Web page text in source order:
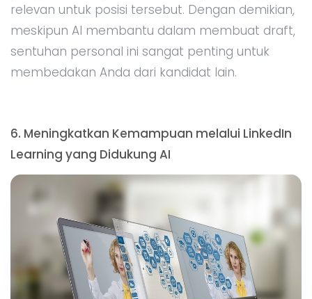
relevan untuk posisi tersebut. Dengan demikian,
meskipun AI membantu dalam membuat draft,
sentuhan personal ini sangat penting untuk
membedakan Anda dari kandidat lain.
6. Meningkatkan Kemampuan melalui LinkedIn
Learning yang Didukung AI